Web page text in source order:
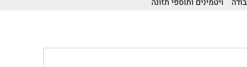
ויטמינים ותוספי תזונה